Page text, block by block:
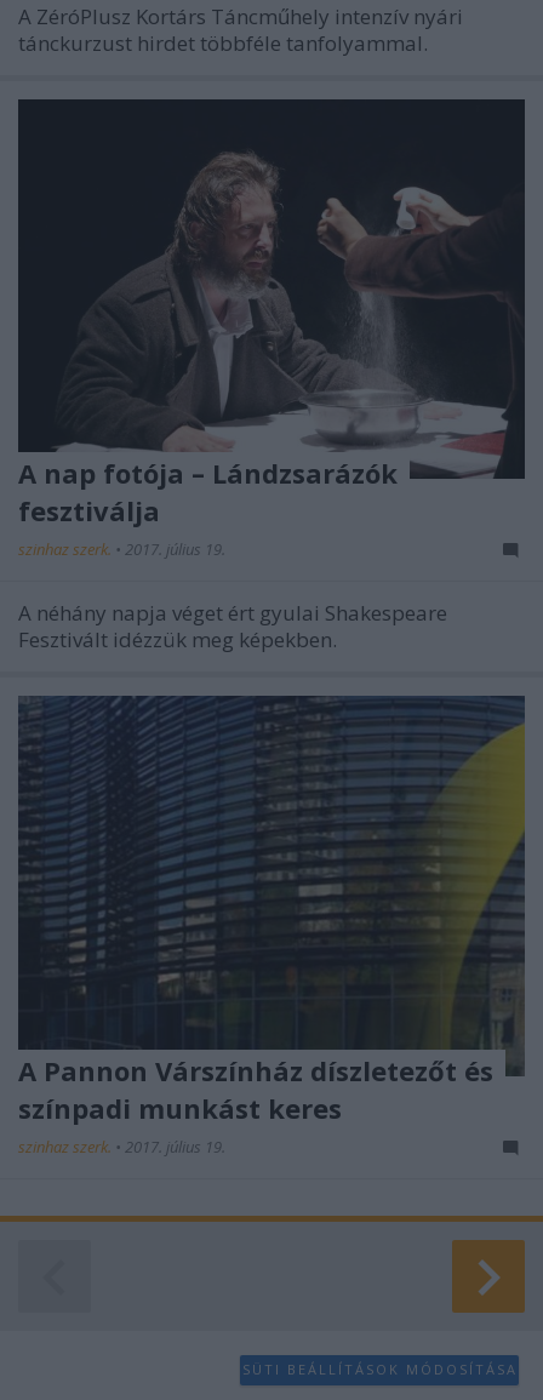
A ZéróPlusz Kortárs Táncműhely intenzív nyári
tánckurzust hirdet többféle tanfolyammal.
A nap fotója – Lándzsarázók
fesztiválja
szinhaz szerk. • 2017. július 19.
A néhány napja véget ért gyulai Shakespeare
Fesztivált idézzük meg képekben.
A Pannon Várszínház díszletezőt és
színpadi munkást keres
szinhaz szerk. • 2017. július 19.
SÜTI BEÁLLÍTÁSOK MÓDOSÍTÁSA